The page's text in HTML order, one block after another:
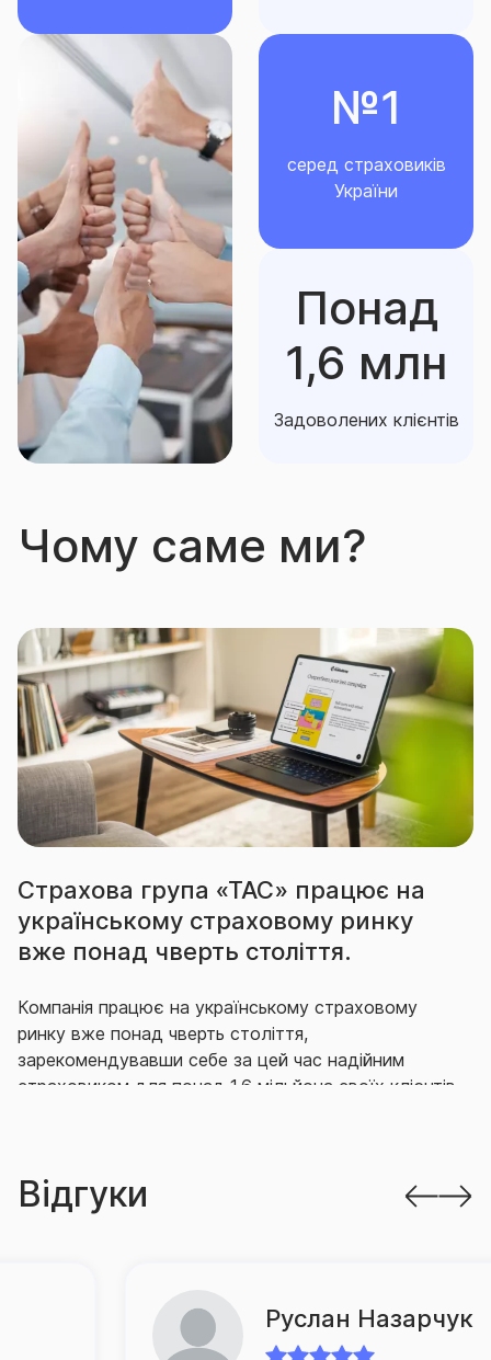
№1
серед страховиків
України
Понад
1,6 млн
Задоволених клієнтів
Чому саме ми?
Страхова група «ТАС» працює на
українському страховому ринку
вже понад чверть століття.
Компанія працює на українському страховому
ринку вже понад чверть століття,
зарекомендувавши себе за цей час надійним
страховиком для понад 1,6 мільйона своїх клієнтів,
провідні позиції на ринку як за кількістю укладених
договорів страхування, так і за обсягом виплачених
підсумками 2025 року компанія продовжує міцно
утримувати лідерство на ринку за обсягом премій
Відгуки
Руслан Назарчук